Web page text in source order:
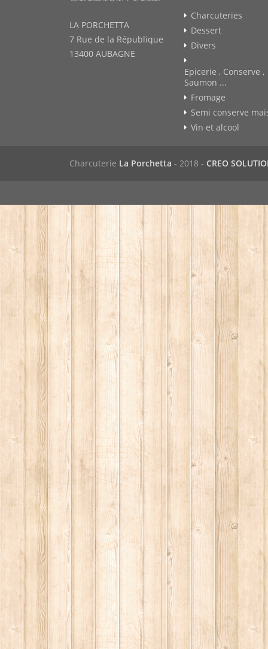
LA PORCHETTA
7 Rue de la République
13400 AUBAGNE
Charcuteries
Dessert
Divers
Epicerie , Conserve ,
Saumon ...
Fromage
Semi conserve
Vin et alcool
Charcuterie La Porchetta - 2018 - CREO